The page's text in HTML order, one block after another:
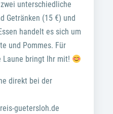
unterschiedliche
Getränken (15 €) und
handelt es sich um
und Pommes. Für
Laune bringt Ihr mit!
direkt bei der
guetersloh.de